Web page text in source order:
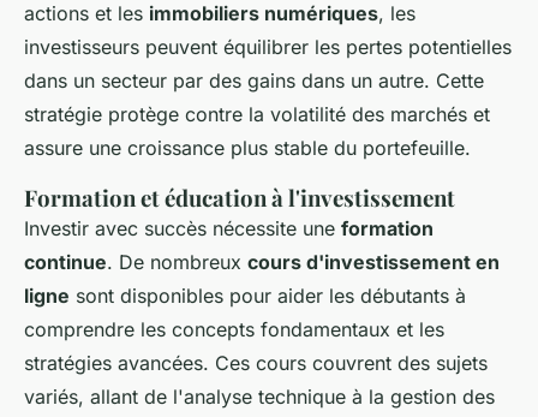
actions et les immobiliers numériques, les
investisseurs peuvent équilibrer les pertes potentielles
dans un secteur par des gains dans un autre. Cette
stratégie protège contre la volatilité des marchés et
assure une croissance plus stable du portefeuille.
Formation et éducation à l'investissement
Investir avec succès nécessite une formation
continue. De nombreux cours d'investissement en
ligne sont disponibles pour aider les débutants à
comprendre les concepts fondamentaux et les
stratégies avancées. Ces cours couvrent des sujets
variés, allant de l'analyse technique à la gestion des